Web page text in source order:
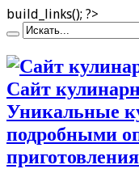
build_links(); ?>
Сайт
Уникальные
подробными